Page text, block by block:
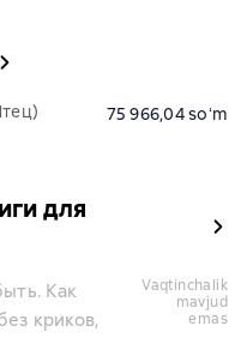
75 966,04 soʻm
для
Как
криков,
vaqtinchalik
mavjud
emas